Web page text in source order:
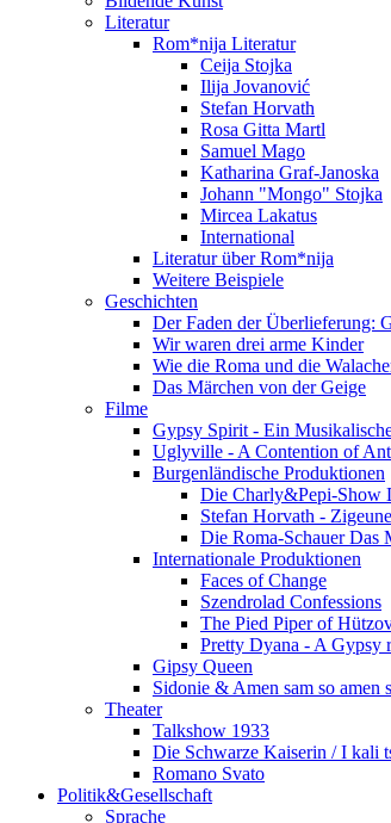
Literatur
Rom*nija Literatur
Ceija Stojka
Ilija Jovanović
Stefan Horvath
Rosa Gitta Martl
Samuel Mago
Katharina Graf-Janoska
Johann "Mongo" Stojka
Mircea Lakatus
International
Literatur über Rom*nija
Weitere Beispiele
Geschichten
Der Faden der Überlieferung:
Wir waren drei arme Kinder
Wie die Roma und die
Das Märchen von der Geige
Filme
Gypsy Spirit - Ein
Uglyville - A Contention of
Burgenländische Produktionen
Die Charly&Pepi-Show
Stefan Horvath -
Die Roma-Schauer Das
Internationale Produktionen
Faces of Change
Szendrolad Confessions
The Pied Piper of
Pretty Dyana - A Gypsy
Gipsy Queen
Sidonie & Amen sam so amen
Theater
Talkshow 1933
Die Schwarze Kaiserin / I kali
Romano Svato
Politik&Gesellschaft
Sprache